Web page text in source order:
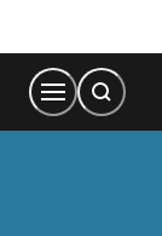
Content